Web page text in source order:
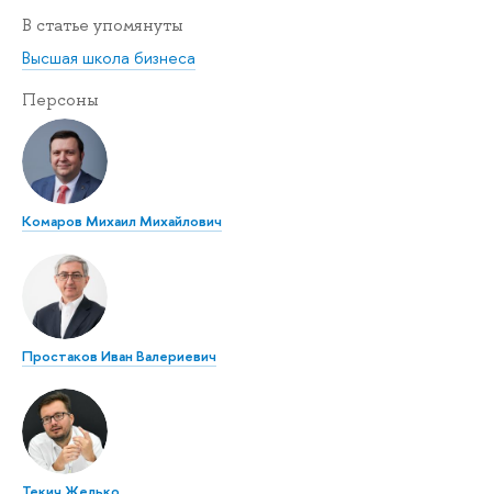
В статье упомянуты
Высшая школа бизнеса
Персоны
Комаров Михаил Михайлович
Простаков Иван Валериевич